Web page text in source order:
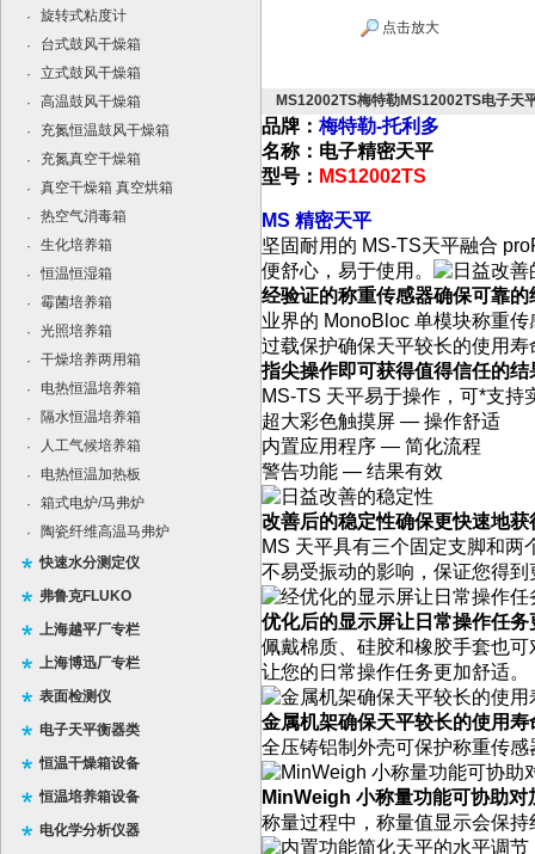
·
旋转式粘度计
·
台式鼓风干燥箱
·
立式鼓风干燥箱
·
高温鼓风干燥箱
·
充氮恒温鼓风干燥箱
·
充氮真空干燥箱
·
真空干燥箱 真空烘箱
·
热空气消毒箱
·
生化培养箱
·
恒温恒湿箱
·
霉菌培养箱
·
光照培养箱
·
干燥培养两用箱
·
电热恒温培养箱
·
隔水恒温培养箱
·
人工气候培养箱
·
电热恒温加热板
·
箱式电炉/马弗炉
·
陶瓷纤维高温马弗炉
快速水分测定仪
弗鲁克FLUKO
上海越平厂专栏
上海博迅厂专栏
表面检测仪
电子天平衡器类
恒温干燥箱设备
恒温培养箱设备
电化学分析仪器
点击放大
MS12002TS梅特勒MS12002TS电子天
品牌： 梅特勒-托利多
名称：电子精密天平
型号： MS12002TS
MS 精密天平
坚固耐用的 MS-TS天平融合
便舒心，易于使用。
经验证的称重传感器确保可靠的
业界的 MonoBloc 单模块称重
过载保护确保天平较长的使用寿
指尖操作即可获得值得信任的结
MS-TS 天平易于操作，可*支
超大彩色触摸屏 — 操作舒适
内置应用程序 — 简化流程
警告功能 — 结果有效
改善后的稳定性确保更快速地获
MS 天平具有三个固定支脚和
不易受振动的影响，保证您得
优化后的显示屏让日常操作任务
佩戴棉质、硅胶和橡胶手套也
让您的日常操作任务更加舒适。
金属机架确保天平较长的使用寿
全压铸铝制外壳可保护称重传
MinWeigh 小称量功能可协助
称量过程中，称量值显示会保